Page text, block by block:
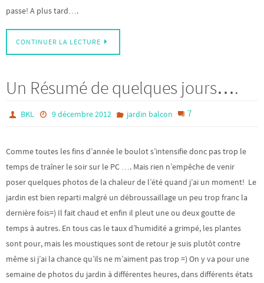
passe! A plus tard….
CONTINUER LA LECTURE
Un Résumé de quelques jours….
BKL 9 décembre 2012 jardin balcon 7
Comme toutes les fins d’année le boulot s’intensifie donc pas trop le
temps de traîner le soir sur le PC …. Mais rien n’empêche de venir
poser quelques photos de la chaleur de l’été quand j’ai un moment! Le
jardin est bien reparti malgré un débroussaillage un peu trop franc la
dernière fois=) Il fait chaud et enfin il pleut une ou deux goutte de
temps à autres. En tous cas le taux d’humidité a grimpé, les plantes
sont pour, mais les moustiques sont de retour je suis plutôt contre
même si j’ai la chance qu’ils ne m’aiment pas trop =) On y va pour une
semaine de photos du jardin à différentes heures, dans différents états